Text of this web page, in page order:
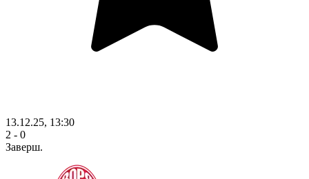
13.12.25, 13:30
2 - 0
Заверш.